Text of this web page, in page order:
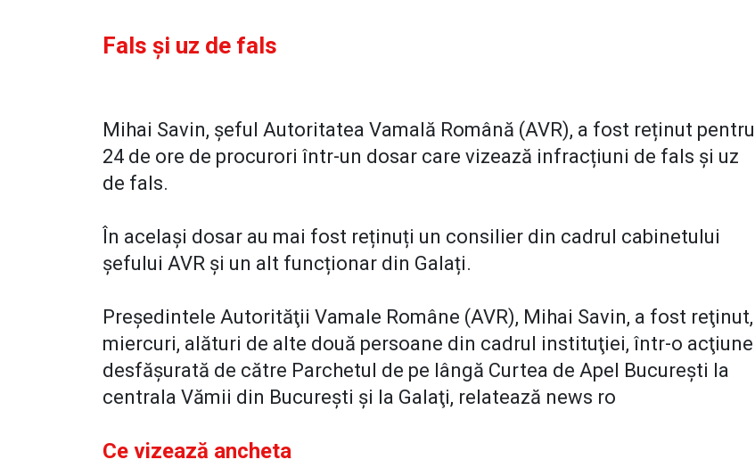
Fals și uz de fals
Mihai Savin, șeful Autoritatea Vamală Română (AVR), a fost reținut pentru
24 de ore de procurori într-un dosar care vizează infracțiuni de fals și uz
de fals.
În același dosar au mai fost reținuți un consilier din cadrul cabinetului
șefului AVR și un alt funcționar din Galați.
Preşedintele Autorităţii Vamale Române (AVR), Mihai Savin, a fost reţinut,
miercuri, alături de alte două persoane din cadrul instituţiei, într-o acţiune
desfăşurată de către Parchetul de pe lângă Curtea de Apel Bucureşti la
centrala Vămii din Bucureşti şi la Galaţi, relatează news ro
Ce vizează ancheta